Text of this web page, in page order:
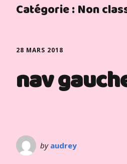
Catégorie :Non
28 MARS 2018
nav
by audrey